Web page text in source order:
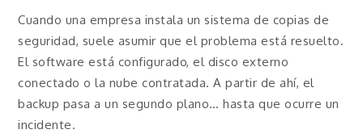
Cuando una empresa instala un sistema de copias de
seguridad, suele asumir que el problema está resuelto.
El software está configurado, el disco externo
conectado o la nube contratada. A partir de ahí, el
backup pasa a un segundo plano… hasta que ocurre un
incidente.